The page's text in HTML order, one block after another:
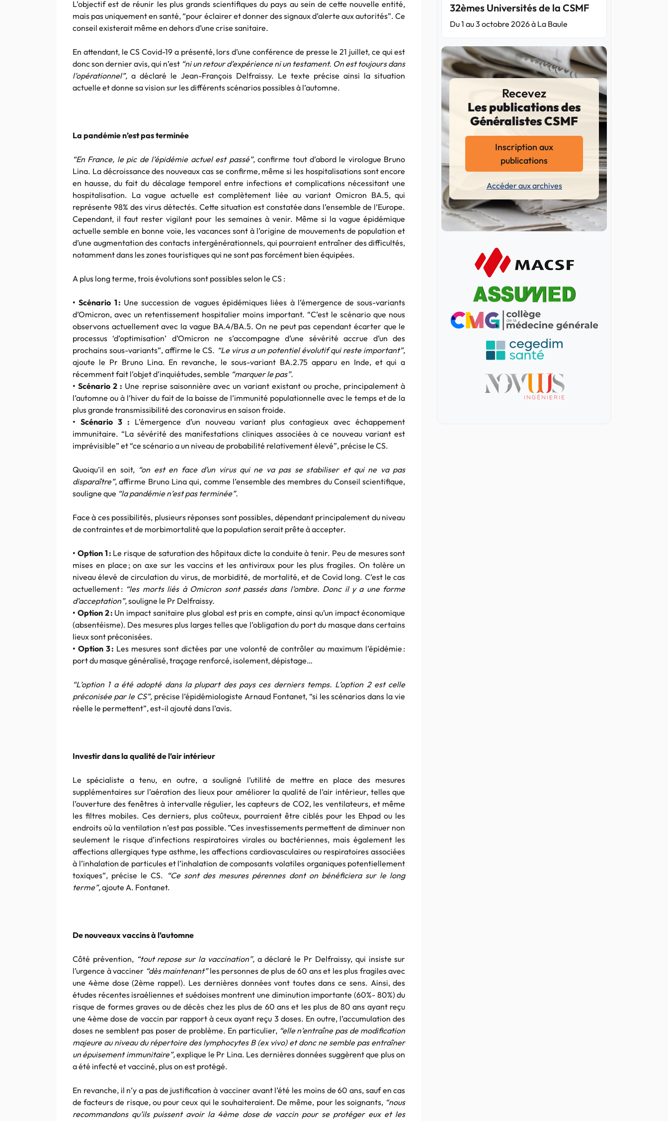
L’objectif est de réunir les plus grands scientifiques du pays au sein de cette nouvelle entité,
mais pas uniquement en santé, “pour éclairer et donner des signaux d’alerte aux autorités”. Ce
conseil existerait même en dehors d’une crise sanitaire.
En attendant, le CS Covid-19 a présenté, lors d’une conférence de presse le 21 juillet, ce qui est
donc son dernier avis, qui n’est “ni un retour d’expérience ni un testament. On est toujours dans
l’opérationnel”,a déclaré le Jean-François Delfraissy. Le texte précise ainsi la situation
actuelle et donne sa vision sur les différents scénarios possibles à l’automne.
La pandémie n’est pas terminée
“En France, le pic de l’épidémie actuel est passé”,confirme tout d’abord le virologue Bruno
Lina. La décroissance des nouveaux cas se confirme, même si les hospitalisations sont encore
en hausse, du fait du décalage temporel entre infections et complications nécessitant une
hospitalisation. La vague actuelle est complètement liée au variant Omicron BA.5, qui
représente 98% des virus détectés. Cette situation est constatée dans l’ensemble de l’Europe.
Cependant, il faut rester vigilant pour les semaines à venir. Même si la vague épidémique
actuelle semble en bonne voie, les vacances sont à l’origine de mouvements de population et
d’une augmentation des contacts intergénérationnels, qui pourraient entraîner des difficultés,
notamment dans les zones touristiques qui ne sont pas forcément bien équipées.
A plus long terme, trois évolutions sont possibles selon le CS :
• Scénario 1 : Une succession de vagues épidémiques liées à l’émergence de sous-variants
d’Omicron, avec un retentissement hospitalier moins important. “C’est le scénario que nous
observons actuellement avec la vague BA.4/BA.5. On ne peut pas cependant écarter que le
processus ‘d’optimisation’ d’Omicron ne s’accompagne d’une sévérité accrue d’un des
prochains sous-variants”, affirme le CS. “Le virus a un potentiel évolutif qui reste important”,
ajoute le Pr Bruno Lina. En revanche, le sous-variant BA.2.75 apparu en Inde, et qui a
récemment fait l’objet d’inquiétudes, semble “marquer le pas”.
• Scénario 2 : Une reprise saisonnière avec un variant existant ou proche, principalement à
l’automne ou à l’hiver du fait de la baisse de l’immunité populationnelle avec le temps et de la
plus grande transmissibilité des coronavirus en saison froide.
• Scénario 3 : L’émergence d’un nouveau variant plus contagieux avec échappement
immunitaire. “La sévérité des manifestations cliniques associées à ce nouveau variant est
imprévisible” et “ce scénario a un niveau de probabilité relativement élevé”, précise le CS.
Quoiqu’il en soit, “on est en face d’un virus qui ne va pas se stabiliser et qui ne va pas
disparaître”,affirme Bruno Lina qui, comme l’ensemble des membres du Conseil scientifique,
souligne que “la pandémie n’est pas terminée”.
Face à ces possibilités, plusieurs réponses sont possibles, dépendant principalement du niveau
de contraintes et de morbimortalité que la population serait prête à accepter.
• Option 1 : Le risque de saturation des hôpitaux dicte la conduite à tenir. Peu de mesures sont
mises en place ; on axe sur les vaccins et les antiviraux pour les plus fragiles. On tolère un
niveau élevé de circulation du virus, de morbidité, de mortalité, et de Covid long. C’est le cas
actuellement : “les morts liés à Omicron sont passés dans l’ombre. Donc il y a une forme
d’acceptation”,souligne le Pr Delfraissy.
• Option 2 : Un impact sanitaire plus global est pris en compte, ainsi qu’un impact économique
(absentéisme). Des mesures plus larges telles que l’obligation du port du masque dans certains
lieux sont préconisées.
• Option 3 : Les mesures sont dictées par une volonté de contrôler au maximum l’épidémie :
port du masque généralisé, traçage renforcé, isolement, dépistage…
“L’option 1 a été adopté dans la plupart des pays ces derniers temps. L’option 2 est celle
préconisée par le CS”,précise l’épidémiologiste Arnaud Fontanet, “si les scénarios dans la vie
réelle le permettent”, est-il ajouté dans l’avis.
Investir dans la qualité de l’air intérieur
Le spécialiste a tenu, en outre, a souligné l’utilité de mettre en place des mesures
supplémentaires sur l’aération des lieux pour améliorer la qualité de l’air intérieur, telles que
l’ouverture des fenêtres à intervalle régulier, les capteurs de CO2, les ventilateurs, et même
les filtres mobiles. Ces derniers, plus coûteux, pourraient être ciblés pour les Ehpad ou les
endroits où la ventilation n’est pas possible. ”Ces investissements permettent de diminuer non
seulement le risque d’infections respiratoires virales ou bactériennes, mais également les
affections allergiques type asthme, les affections cardiovasculaires ou respiratoires associées
à l’inhalation de particules et l’inhalation de composants volatiles organiques potentiellement
toxiques”, précise le CS. “Ce sont des mesures pérennes dont on bénéficiera sur le long
terme”,ajoute A. Fontanet.
De nouveaux vaccins à l’automne
Côté prévention,“tout repose sur la vaccination”, a déclaré le Pr Delfraissy, qui insiste sur
l’urgence à vacciner “dès maintenant”les personnes de plus de 60 ans et les plus fragiles avec
une 4ème dose (2ème rappel). Les dernières données vont toutes dans ce sens. Ainsi, des
études récentes israéliennes et suédoises montrent une diminution importante (60%- 80%) du
risque de formes graves ou de décès chez les plus de 60 ans et les plus de 80 ans ayant reçu
une 4ème dose de vaccin par rapport à ceux ayant reçu 3 doses. En outre, l’accumulation des
doses ne semblent pas poser de problème. En particulier, “elle n’entraîne pas de modification
majeure au niveau du répertoire des lymphocytes B (ex vivo) et donc ne semble pas entraîner
un épuisement immunitaire”,explique le Pr Lina. Les dernières données suggèrent que plus on
a été infecté et vacciné, plus on est protégé.
En revanche, il n’y a pas de justification à vacciner avant l’été les moins de 60 ans, sauf en cas
de facteurs de risque, ou pour ceux qui le souhaiteraient. De même, pour les soignants, “nous
recommandons qu’ils puissent avoir la 4ème dose de vaccin pour se protéger eux et les
32èmes Universités de la CSMF
Du 1 au 3 octobre 2026 à La Baule
Recevez
Les publications des
Généralistes CSMF
Inscription aux
publications
Accéder aux archives